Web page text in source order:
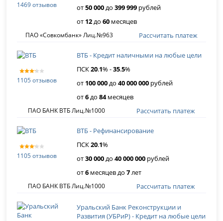
1469 отзывов
от50 000до399 999 рублей
от 12до60 месяцев
ПАО «Совкомбанк» Лиц.№963 Рассчитать платеж
1105 отзывов
ВТБ - Кредит наличными на любые цели
ПСК20.1% -35.5%
от 100 000до40 000 000 рублей
от6до84месяцев
ПАО БАНК ВТБ Лиц.№1000 Рассчитать платеж
1105 отзывов
ВТБ - Рефинансирование
ПСК20.1%
от30 000до40 000 000 рублей
от6 месяцев до7лет
ПАО БАНК ВТБ Лиц.№1000 Рассчитать платеж
Уральский Банк Реконструкции и
Развития (УБРиР) - Кредит на любые цели